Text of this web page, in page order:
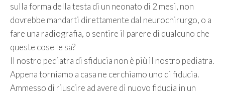
sulla forma della testa di un neonato di 2 mesi, non
dovrebbe mandarti direttamente dal neurochirurgo, o a
fare una radiografia, o sentire il parere di qualcuno che
queste cose le sa?
Il nostro pediatra di sfiducia non è più il nostro pediatra.
Appena torniamo a casa ne cerchiamo uno di fiducia.
Ammesso di riuscire ad avere di nuovo fiducia in un